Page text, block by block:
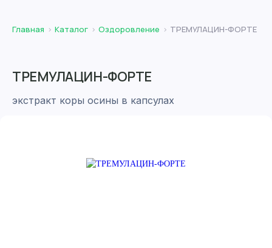
Главная Каталог Оздоровление ТРЕМУЛАЦИН-ФОРТЕ
ТРЕМУЛАЦИН-ФОРТЕ
экстракт коры осины в капсулах